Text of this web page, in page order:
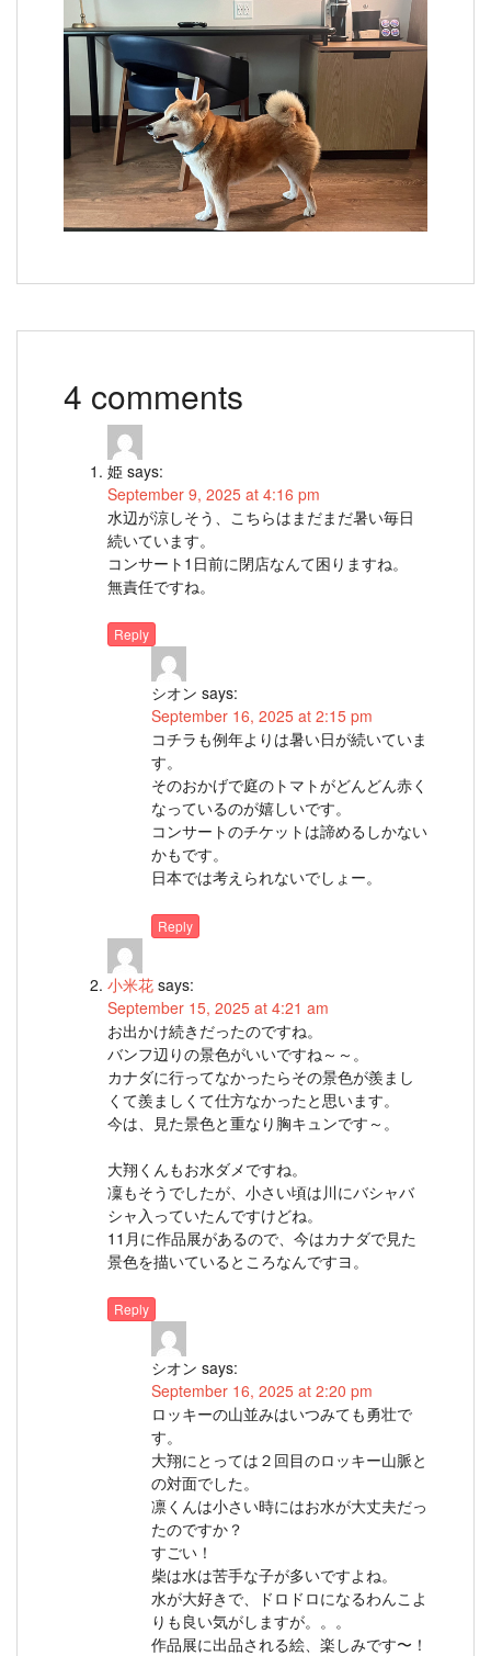
4 comments
姫 says:
September 9, 2025 at 4:16 pm
水辺が涼しそう、こちらはまだまだ暑い毎日
続いています。
コンサート1日前に閉店なんて困りますね。
無責任ですね。
Reply
シオン says:
September 16, 2025 at 2:15 pm
コチラも例年よりは暑い日が続いていま
す。
そのおかげで庭のトマトがどんどん赤く
なっているのが嬉しいです。
コンサートのチケットは諦めるしかない
かもです。
日本では考えられないでしょー。
Reply
小米花 says:
September 15, 2025 at 4:21 am
お出かけ続きだったのですね。
バンフ辺りの景色がいいですね～～。
カナダに行ってなかったらその景色が羨まし
くて羨ましくて仕方なかったと思います。
今は、見た景色と重なり胸キュンです～。
大翔くんもお水ダメですね。
凜もそうでしたが、小さい頃は川にバシャバ
シャ入っていたんですけどね。
11月に作品展があるので、今はカナダで見た
景色を描いているところなんですヨ。
Reply
シオン says:
September 16, 2025 at 2:20 pm
ロッキーの山並みはいつみても勇壮で
す。
大翔にとっては２回目のロッキー山脈と
の対面でした。
凛くんは小さい時にはお水が大丈夫だっ
たのですか？
すごい！
柴は水は苦手な子が多いですよね。
水が大好きで、ドロドロになるわんこよ
りも良い気がしますが。。。
作品展に出品される絵、楽しみです〜！